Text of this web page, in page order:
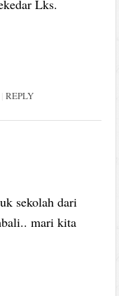
Lks.
REPLY
sekolah dari
mari kita